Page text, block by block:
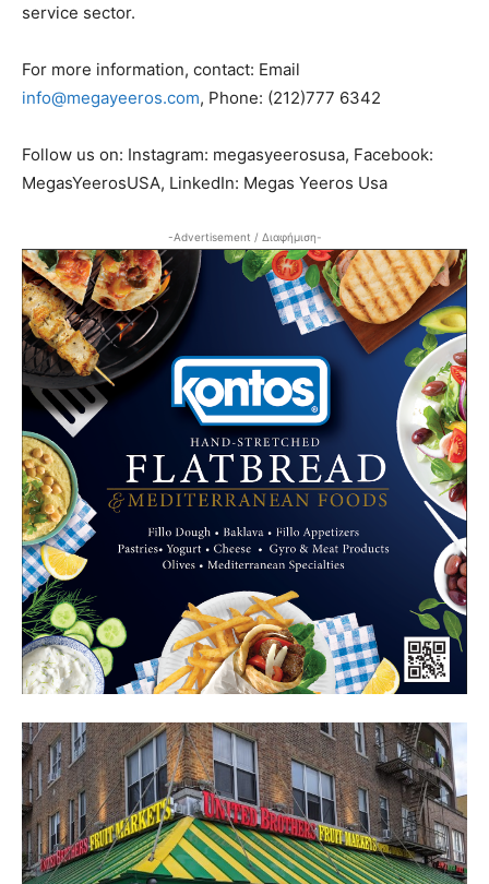
service sector.
For more information, contact: Email
info@megayeeros.com, Phone: (212)777 6342
Follow us on: Instagram: megasyeerosusa, Facebook:
MegasYeerosUSA, LinkedIn: Megas Yeeros Usa
-Advertisement / Διαφήμιση-